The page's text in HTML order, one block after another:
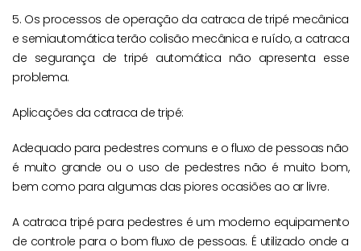
5. Os processos de operação da catraca de tripé mecânica
e semiautomática terão colisão mecânica e ruído, a catraca
de segurança de tripé automática não apresenta esse
problema.
Aplicações da catraca de tripé:
Adequado para pedestres comuns e o fluxo de pessoas não
é muito grande ou o uso de pedestres não é muito bom,
bem como para algumas das piores ocasiões ao ar livre.
A catraca tripé para pedestres é um moderno equipamento
de controle para o bom fluxo de pessoas. É utilizado onde a